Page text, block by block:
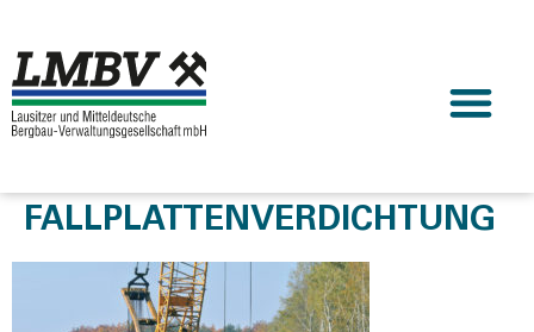
FALLPLATTENVERDICHTUNG